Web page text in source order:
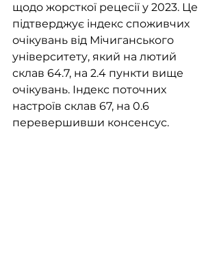
щодо жорсткої рецесії у 2023. Це
підтверджує індекс споживчих
очікувань від Мічиганського
університету, який на лютий
склав 64.7, на 2.4 пункти вище
очікувань. Індекс поточних
настроїв склав 67, на 0.6
перевершивши консенсус.